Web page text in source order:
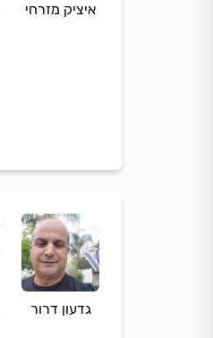
איציק מזרחי
גדעון דרור